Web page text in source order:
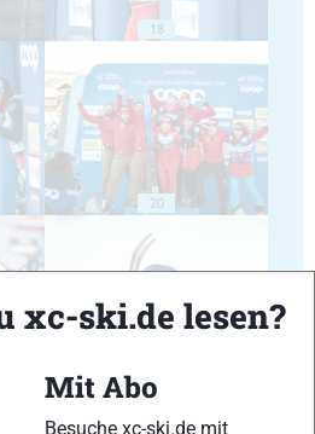
18
20
xc-ski.de lesen?
Mit Abo
Besuche xc-ski.de mit